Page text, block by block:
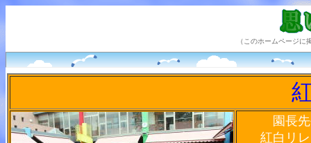
（このホームページ
園長
紅白リ